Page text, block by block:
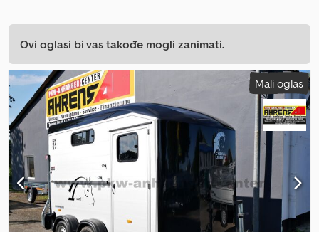
Ovi oglasi bi vas takođe mogli zanimati.
Mali oglas